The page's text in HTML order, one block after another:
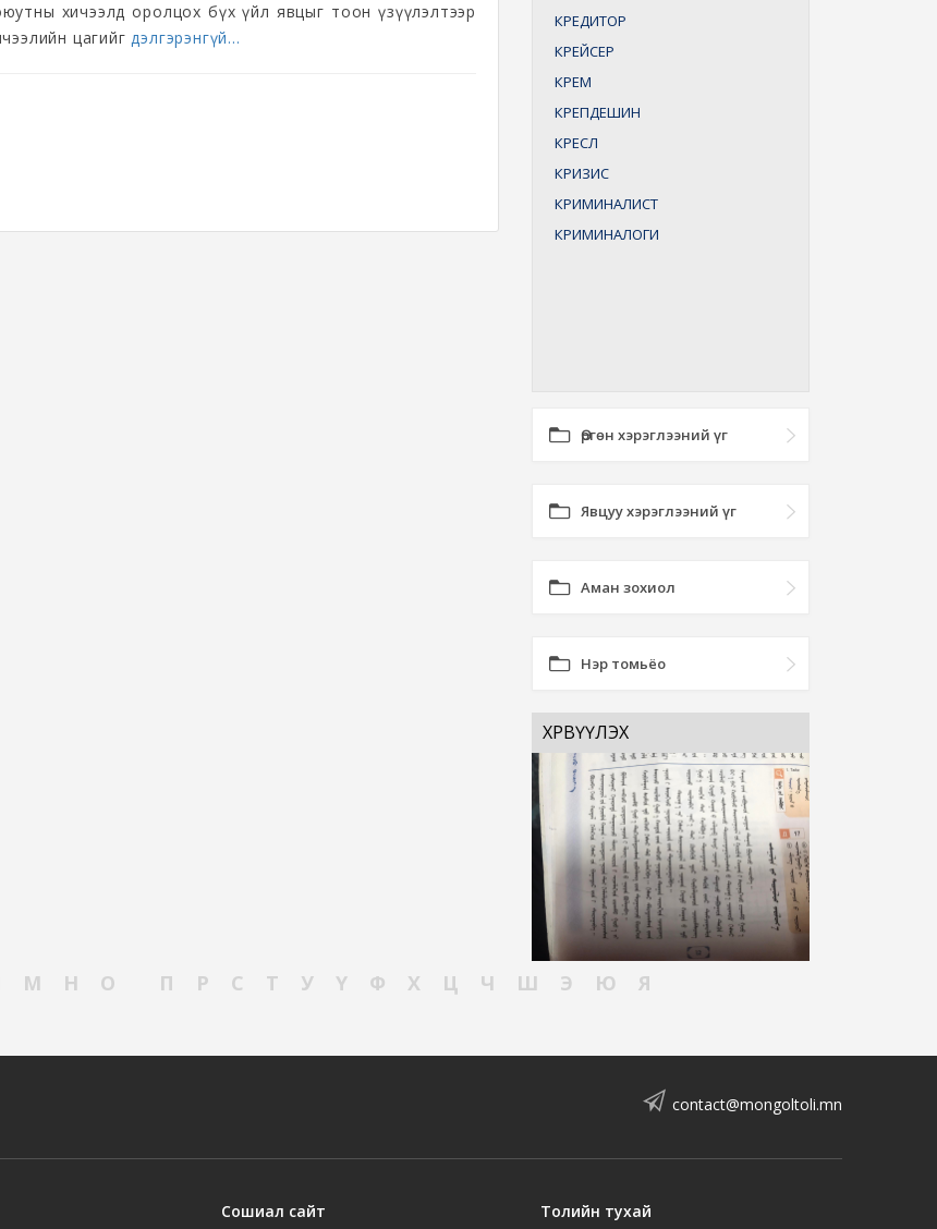
хичээлд оролцох бүх үйл явцыг тоон үзүүлэлтээр
цагийгдэлгэрэнгүй...
КРЕДИТОР
КРЕЙСЕР
КРЕМ
КРЕПДЕШИН
КРЕСЛ
КРИЗИС
КРИМИНАЛИСТ
КРИМИНАЛОГИ
Өргөн хэрэглээний үг
Явцуу хэрэглээний үг
Аман зохиол
Нэр томьёо
ХӨРВҮҮЛЭХ
М Н О П Р С Т У Ү Ф Х Ц Ч Ш Э Ю Я
contact@mongoltoli.mn
Сошиал сайт Толийн тухай